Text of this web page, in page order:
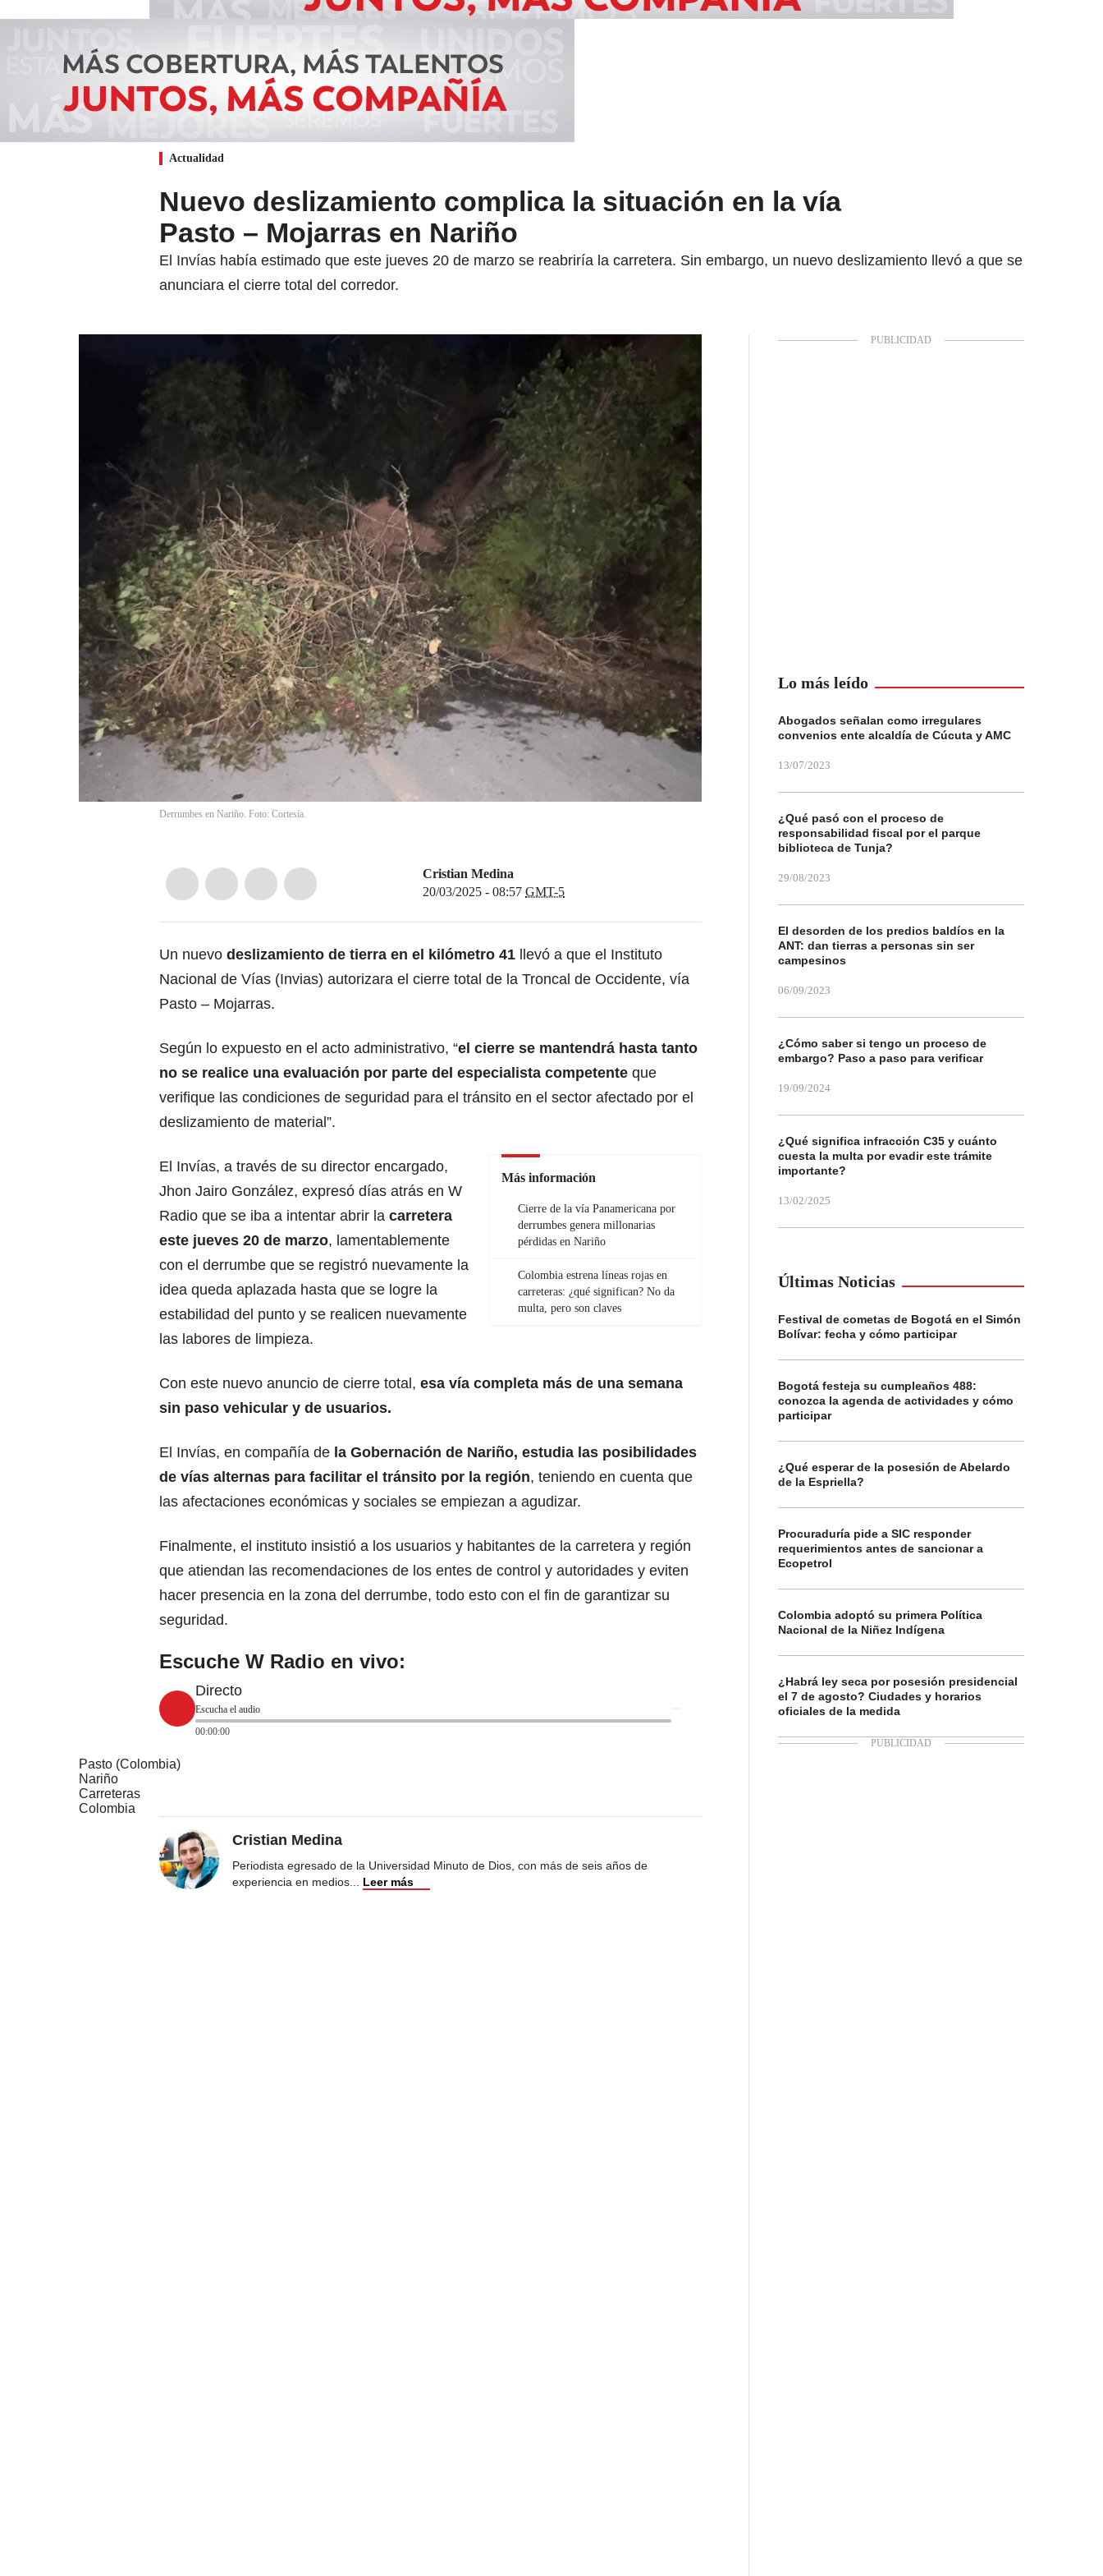
Actualidad
Nuevo deslizamiento complica la situación en la vía
Pasto – Mojarras en Nariño
El Invías había estimado que este jueves 20 de marzo se reabriría la carretera. Sin embargo, un nuevo deslizamiento llevó a que se
anunciara el cierre total del corredor.
Derrumbes en Nariño. Foto: Cortesía.
Cristian Medina
20/03/2025 - 08:57 GMT-5
Un nuevo deslizamiento de tierra en el kilómetro 41 llevó a que el Instituto
Nacional de Vías (Invias) autorizara el cierre total de la Troncal de Occidente, vía
Pasto – Mojarras.
Según lo expuesto en el acto administrativo, “el cierre se mantendrá hasta tanto
no se realice una evaluación por parte del especialista competente que
verifique las condiciones de seguridad para el tránsito en el sector afectado por el
deslizamiento de material”.
Más información
Cierre de la vía Panamericana por
derrumbes genera millonarias
pérdidas en Nariño
Colombia estrena líneas rojas en
carreteras: ¿qué significan? No da
multa, pero son claves
El Invías, a través de su director encargado,
Jhon Jairo González, expresó días atrás en W
Radio que se iba a intentar abrir la carretera
este jueves 20 de marzo, lamentablemente
con el derrumbe que se registró nuevamente la
idea queda aplazada hasta que se logre la
estabilidad del punto y se realicen nuevamente
las labores de limpieza.
Con este nuevo anuncio de cierre total, esa vía completa más de una semana
sin paso vehicular y de usuarios.
El Invías, en compañía de la Gobernación de Nariño, estudia las posibilidades
de vías alternas para facilitar el tránsito por la región, teniendo en cuenta que
las afectaciones económicas y sociales se empiezan a agudizar.
Finalmente, el instituto insistió a los usuarios y habitantes de la carretera y región
que atiendan las recomendaciones de los entes de control y autoridades y eviten
hacer presencia en la zona del derrumbe, todo esto con el fin de garantizar su
seguridad.
Escuche W Radio en vivo:
Directo
Escucha el audio
00:00:00
Pasto (Colombia)
Nariño
Carreteras
Colombia
Cristian Medina
Periodista egresado de la Universidad Minuto de Dios, con más de seis años de
experiencia en medios... Leer más
Lo más leído
Abogados señalan como irregulares
convenios ente alcaldía de Cúcuta y AMC
13/07/2023
¿Qué pasó con el proceso de
responsabilidad fiscal por el parque
biblioteca de Tunja?
29/08/2023
El desorden de los predios baldíos en la
ANT: dan tierras a personas sin ser
campesinos
06/09/2023
¿Cómo saber si tengo un proceso de
embargo? Paso a paso para verificar
19/09/2024
¿Qué significa infracción C35 y cuánto
cuesta la multa por evadir este trámite
importante?
13/02/2025
Últimas Noticias
Festival de cometas de Bogotá en el Simón
Bolívar: fecha y cómo participar
Bogotá festeja su cumpleaños 488:
conozca la agenda de actividades y cómo
participar
¿Qué esperar de la posesión de Abelardo
de la Espriella?
Procuraduría pide a SIC responder
requerimientos antes de sancionar a
Ecopetrol
Colombia adoptó su primera Política
Nacional de la Niñez Indígena
¿Habrá ley seca por posesión presidencial
el 7 de agosto? Ciudades y horarios
oficiales de la medida